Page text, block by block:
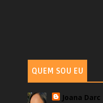
QUEM SOU EU
Joana Darc